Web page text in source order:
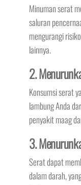
Minuman serat
saluran
mengurangi
lainnya.
2.
Konsumsi serat
lambung Anda
penyakit maag
3.
Serat dapat
dalam darah,